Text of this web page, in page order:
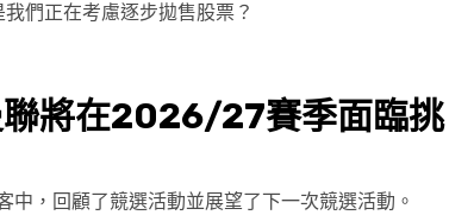
們正在考慮逐步拋售股票？
將在2026/27賽季面臨挑
中，回顧了競選活動並展望了下一次競選活動。